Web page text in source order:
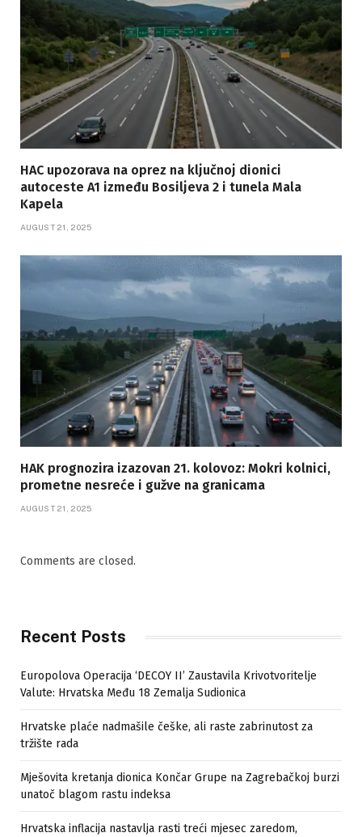
HAC upozorava na oprez na ključnoj dionici
autoceste A1 između Bosiljeva 2 i tunela Mala
Kapela
AUGUST 21, 2025
HAK prognozira izazovan 21. kolovoz: Mokri kolnici,
prometne nesreće i gužve na granicama
AUGUST 21, 2025
Comments are closed.
Recent Posts
Europolova Operacija ‘DECOY II’ Zaustavila Krivotvoritelje
Valute: Hrvatska Među 18 Zemalja Sudionica
Hrvatske plaće nadmašile češke, ali raste zabrinutost za
tržište rada
Mješovita kretanja dionica Končar Grupe na Zagrebačkoj burzi
unatoč blagom rastu indeksa
Hrvatska inflacija nastavlja rasti treći mjesec zaredom,